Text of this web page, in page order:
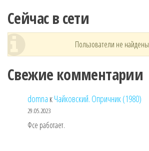
Сейчас в сети
Пользователи не найдены
Свежие комментарии
domna кЧайковский. Опричник (1980)
29.05.2023
Фсе работает.